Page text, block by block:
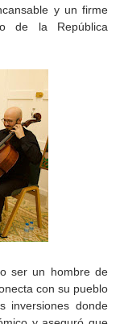
y un firme
de la República
ser un hombre de
con su pueblo
inversiones donde